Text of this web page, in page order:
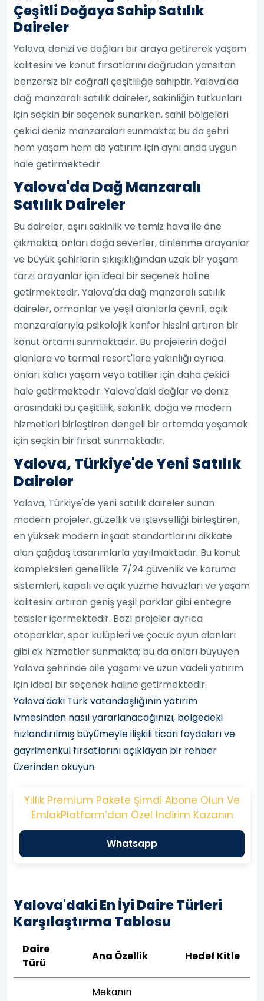
Çeşitli Doğaya Sahip Satılık
Daireler
Yalova, denizi ve dağları bir araya getirerek yaşam
kalitesini ve konut fırsatlarını doğrudan yansıtan
benzersiz bir coğrafi çeşitliliğe sahiptir. Yalova'da
dağ manzaralı satılık daireler, sakinliğin tutkunları
için seçkin bir seçenek sunarken, sahil bölgeleri
çekici deniz manzaraları sunmakta; bu da şehri
hem yaşam hem de yatırım için aynı anda uygun
hale getirmektedir.
Yalova'da Dağ Manzaralı
Satılık Daireler
Bu daireler, aşırı sakinlik ve temiz hava ile öne
çıkmakta; onları doğa severler, dinlenme arayanlar
ve büyük şehirlerin sıkışıklığından uzak bir yaşam
tarzı arayanlar için ideal bir seçenek haline
getirmektedir. Yalova'da dağ manzaralı satılık
daireler, ormanlar ve yeşil alanlarla çevrili, açık
manzaralarıyla psikolojik konfor hissini artıran bir
konut ortamı sunmaktadır. Bu projelerin doğal
alanlara ve termal resort'lara yakınlığı ayrıca
onları kalıcı yaşam veya tatiller için daha çekici
hale getirmektedir. Yalova'daki dağlar ve deniz
arasındaki bu çeşitlilik, sakinlik, doğa ve modern
hizmetleri birleştiren dengeli bir ortamda yaşamak
için seçkin bir fırsat sunmaktadır.
Yalova, Türkiye'de Yeni Satılık
Daireler
Yalova, Türkiye'de yeni satılık daireler sunan
modern projeler, güzellik ve işlevselliği birleştiren,
en yüksek modern inşaat standartlarını dikkate
alan çağdaş tasarımlarla yayılmaktadır. Bu konut
kompleksleri genellikle 7/24 güvenlik ve koruma
sistemleri, kapalı ve açık yüzme havuzları ve yaşam
kalitesini artıran geniş yeşil parklar gibi entegre
tesisler içermektedir. Bazı projeler ayrıca
otoparklar, spor kulüpleri ve çocuk oyun alanları
gibi ek hizmetler sunmakta; bu da onları büyüyen
Yalova şehrinde aile yaşamı ve uzun vadeli yatırım
için ideal bir seçenek haline getirmektedir.
Yalova'daki Türk vatandaşlığının yatırım
ivmesinden nasıl yararlanacağınızı, bölgedeki
hızlandırılmış büyümeyle ilişkili ticari faydaları ve
gayrimenkul fırsatlarını açıklayan bir rehber
üzerinden okuyun.
Yıllık Premium Pakete Şimdi Abone Olun Ve
EmlakPlatform’dan Özel Indirim Kazanın
Whatsapp
Yalova'daki En İyi Daire Türleri
Karşılaştırma Tablosu
Daire
Türü
Ana Özellik Hedef Kitle
Mekanın